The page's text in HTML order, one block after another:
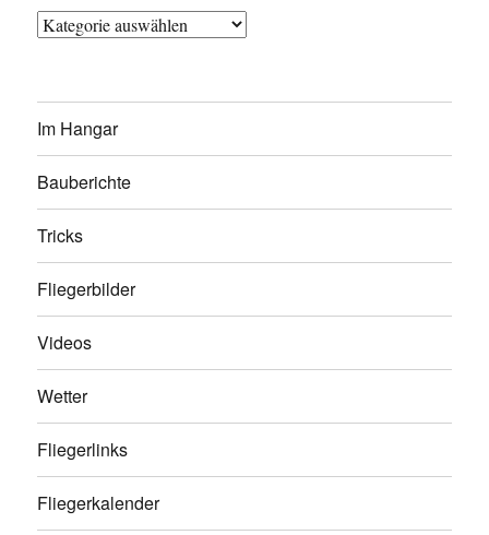
Kategorien
Im Hangar
Bauberichte
Tricks
Fliegerbilder
Videos
Wetter
Fliegerlinks
Fliegerkalender